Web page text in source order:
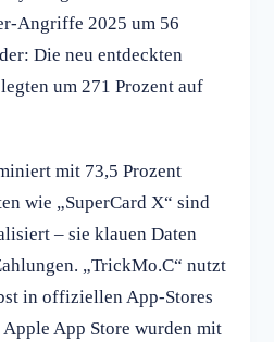
Angriffe 2025 um 56
Die neu entdeckten
um 271 Prozent auf
mit 73,5 Prozent
wie „SuperCard X“ sind
– sie klauen Daten
„TrickMo.C“ nutzt
in offiziellen App-Stores
App Store wurden mit